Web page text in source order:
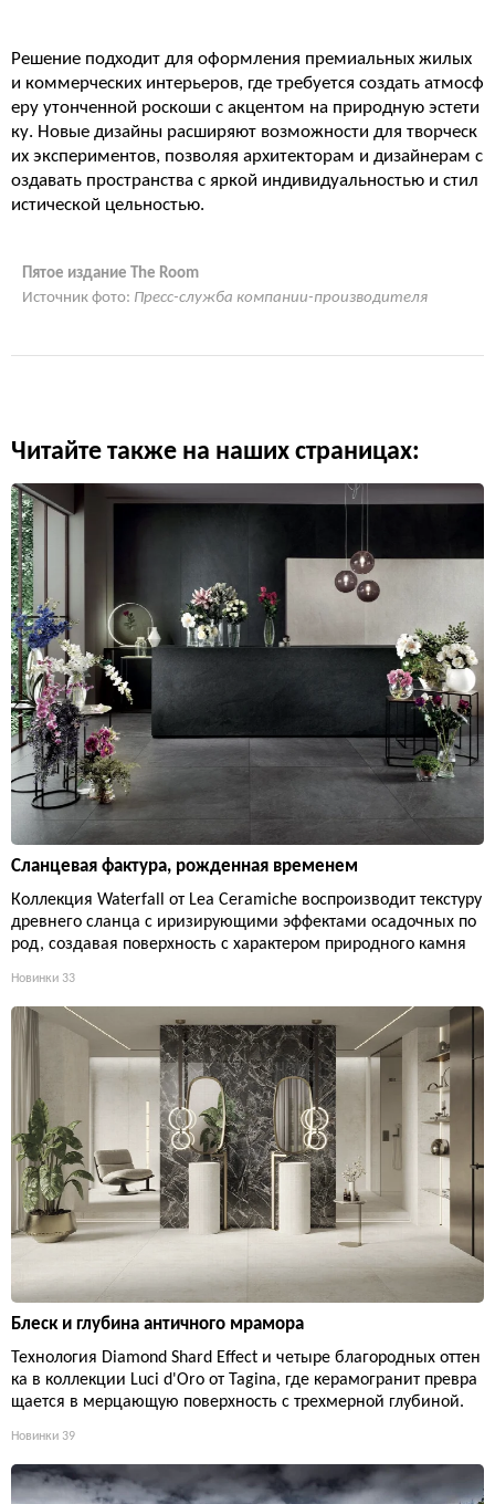
Решение подходит для оформления премиальных жилых
и коммерческих интерьеров, где требуется создать атмосф
еру утонченной роскоши с акцентом на природную эстети
ку. Новые дизайны расширяют возможности для творческ
их экспериментов, позволяя архитекторам и дизайнерам с
оздавать пространства с яркой индивидуальностью и стил
истической цельностью.
Пятое издание The Room
Источник фото: Пресс-служба компании-производителя
Читайте также на наших страницах:
Сланцевая фактура, рожденная временем
Коллекция Waterfall от Lea Ceramiche воспроизводит текстуру
древнего сланца с иризирующими эффектами осадочных по
род, создавая поверхность с характером природного камня
Новинки 33
Блеск и глубина античного мрамора
Технология Diamond Shard Effect и четыре благородных оттен
ка в коллекции Luci d'Oro от Tagina, где керамогранит превра
щается в мерцающую поверхность с трехмерной глубиной.
Новинки 39